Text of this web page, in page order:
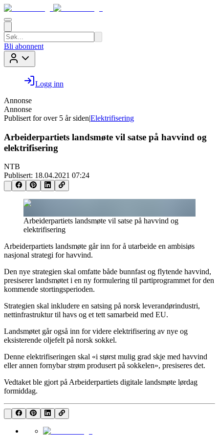
Bli abonnent
Logg inn
Annonse
Annonse
Publisert for over 5 år siden|Elektrifisering
Arbeiderpartiets landsmøte vil satse på havvind og
elektrifisering
NTB
Publisert: 18.04.2021 07:24
Arbeiderpartiets landsmøte vil satse på havvind og
elektrifisering
Arbeiderpartiets landsmøte går inn for å utarbeide en ambisiøs
nasjonal strategi for havvind.
Den nye strategien skal omfatte både bunnfast og flytende havvind,
presiserer landsmøtet i en ny formulering til partiprogrammet for den
kommende stortingsperioden.
Strategien skal inkludere en satsing på norsk leverandørindustri,
nettinfrastruktur til havs og et tett samarbeid med EU.
Landsmøtet går også inn for videre elektrifisering av nye og
eksisterende oljefelt på norsk sokkel.
Denne elektrifiseringen skal «i størst mulig grad skje med havvind
eller annen fornybar strøm produsert på sokkelen», presiseres det.
Vedtaket ble gjort på Arbeiderpartiets digitale landsmøte lørdag
formiddag.